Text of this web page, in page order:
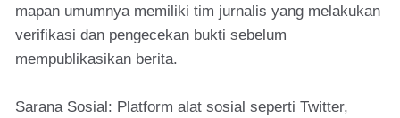
mapan umumnya memiliki tim jurnalis yang melakukan
verifikasi dan pengecekan bukti sebelum
mempublikasikan berita.
Sarana Sosial: Platform alat sosial seperti Twitter,